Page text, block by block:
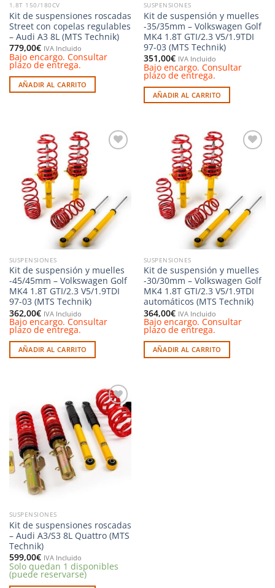
1.8T 150/180CV
Kit de suspensiones roscadas
Street con copelas regulables
– Audi A3 8L (MTS Technik)
779,00€ IVA Incluido
Bajo encargo. Consultar
plazo de entrega.
AÑADIR AL CARRITO
SUSPENSIONES
Kit de suspensión y muelles
-35/35mm – Volkswagen Golf
MK4 1.8T GTI/2.3 V5/1.9TDI
97-03 (MTS Technik)
351,00€ IVA Incluido
Bajo encargo. Consultar
plazo de entrega.
AÑADIR AL CARRITO
SUSPENSIONES
Kit de suspensión y muelles
-45/45mm – Volkswagen Golf
MK4 1.8T GTI/2.3 V5/1.9TDI
97-03 (MTS Technik)
362,00€ IVA Incluido
Bajo encargo. Consultar
plazo de entrega.
AÑADIR AL CARRITO
SUSPENSIONES
Kit de suspensión y muelles
-30/30mm – Volkswagen Golf
MK4 1.8T GTI/2.3 V5/1.9TDI
automáticos (MTS Technik)
364,00€ IVA Incluido
Bajo encargo. Consultar
plazo de entrega.
AÑADIR AL CARRITO
Añadir
a la
lista de
deseos
SUSPENSIONES
Kit de suspensiones roscadas
– Audi A3/S3 8L Quattro (MTS
Technik)
599,00€ IVA Incluido
Solo quedan 1 disponibles
(puede reservarse)